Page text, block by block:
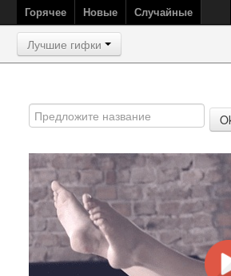
Горячее Новые Случайные
Лучшие гифки